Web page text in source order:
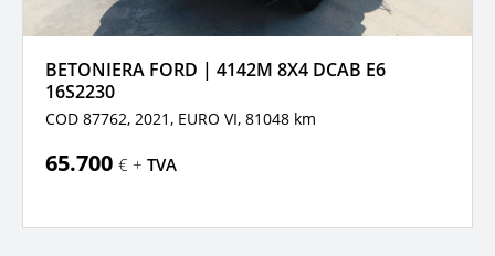
BETONIERA FORD | 4142M 8X4 DCAB E6
16S2230
COD 87762, 2021, EURO VI, 81048 km
65.700 € + TVA